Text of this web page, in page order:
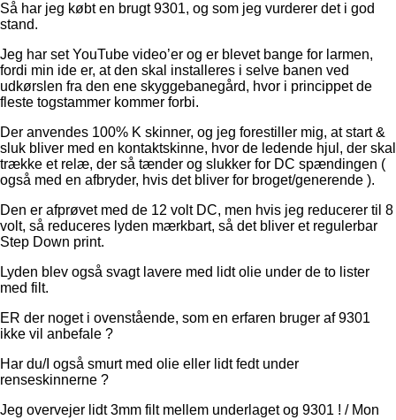
Så har jeg købt en brugt 9301, og som jeg vurderer det i god
stand.
Jeg har set YouTube video’er og er blevet bange for larmen,
fordi min ide er, at den skal installeres i selve banen ved
udkørslen fra den ene skyggebanegård, hvor i princippet de
fleste togstammer kommer forbi.
Der anvendes 100% K skinner, og jeg forestiller mig, at start &
sluk bliver med en kontaktskinne, hvor de ledende hjul, der skal
trække et relæ, der så tænder og slukker for DC spændingen (
også med en afbryder, hvis det bliver for broget/generende ).
Den er afprøvet med de 12 volt DC, men hvis jeg reducerer til 8
volt, så reduceres lyden mærkbart, så det bliver et regulerbar
Step Down print.
Lyden blev også svagt lavere med lidt olie under de to lister
med filt.
ER der noget i ovenstående, som en erfaren bruger af 9301
ikke vil anbefale ?
Har du/I også smurt med olie eller lidt fedt under
renseskinnerne ?
Jeg overvejer lidt 3mm filt mellem underlaget og 9301 ! / Mon